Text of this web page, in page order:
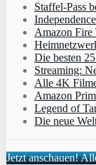
Staffel-Pass
Amazon
Die besten
Streaming:
Alle 4K
Amazon
Legend of
Die neue
Jetzt anschauen!